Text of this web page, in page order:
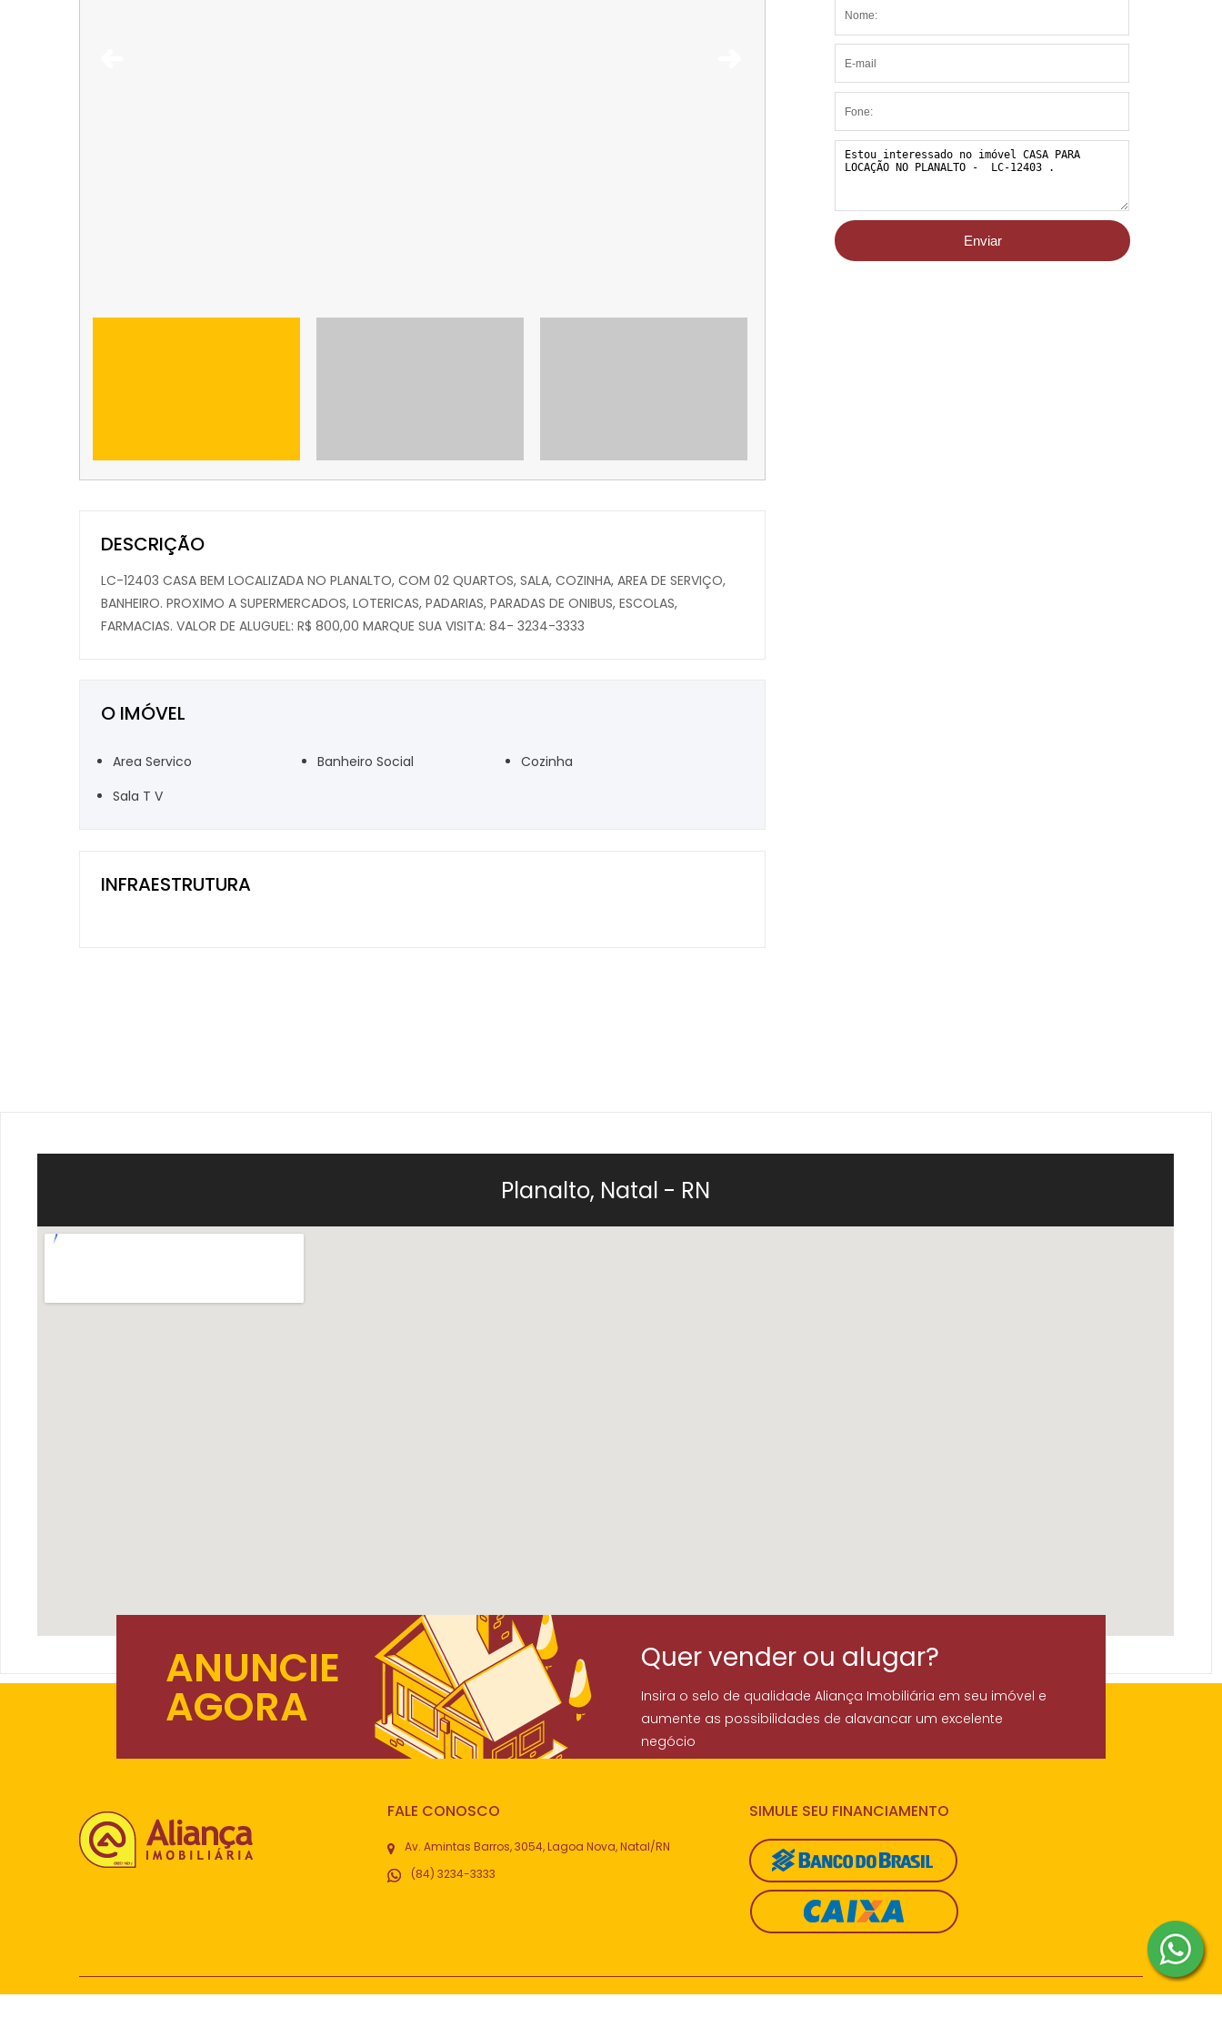
DESCRIÇÃO
LC-12403 CASA BEM LOCALIZADA NO PLANALTO, COM 02 QUARTOS, SALA, COZINHA, AREA DE SERVIÇO,
BANHEIRO. PROXIMO A SUPERMERCADOS, LOTERICAS, PADARIAS, PARADAS DE ONIBUS, ESCOLAS,
FARMACIAS. VALOR DE ALUGUEL: R$ 800,00 MARQUE SUA VISITA: 84- 3234-3333
O IMÓVEL
Area Servico Banheiro Social
Cozinha
Sala T V
INFRAESTRUTURA
Planalto, Natal - RN
ANUNCIE
AGORA
Quer vender ou alugar?
Insira o selo de qualidade Aliança Imobiliária em seu imóvel e
aumente as possibilidades de alavancar um excelente
negócio
FALE CONOSCO
Av. Amintas Barros, 3054, Lagoa Nova, Natal/RN
(84) 3234-3333
SIMULE SEU FINANCIAMENTO